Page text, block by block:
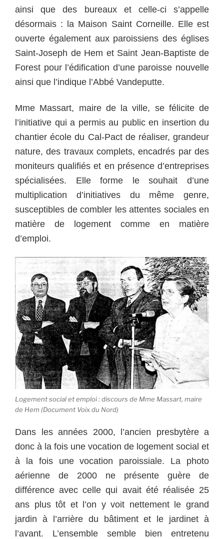
ainsi que des bureaux et celle-ci s’appelle
désormais : la Maison Saint Corneille. Elle est
ouverte également aux paroissiens des églises
Saint-Joseph de Hem et Saint Jean-Baptiste de
Forest pour l’édification d’une paroisse nouvelle
ainsi que l’indique l’Abbé Vandeputte.
Mme Massart, maire de la ville, se félicite de
l’initiative qui a permis au public en insertion du
chantier école du Cal-Pact de réaliser, grandeur
nature, des travaux complets, encadrés par des
moniteurs qualifiés et en présence d’entreprises
spécialisées. Elle forme le souhait d’une
multiplication d’initiatives du même genre,
susceptibles de combler les attentes sociales en
matière de logement comme en matière
d’emploi.
Logement social et emploi : discours de Mme Massart, maire
de Hem (Document Voix du Nord)
Dans les années 2000, l’ancien presbytère a
donc à la fois une vocation de logement social et
à la fois une vocation paroissiale. La photo
aérienne de 2000 ne présente guère de
différence avec celle qui avait été réalisée 25
ans plus tôt et l’on y voit nettement le grand
jardin à l’arrière du bâtiment et le jardinet à
l’avant. L’ensemble semble bien entretenu